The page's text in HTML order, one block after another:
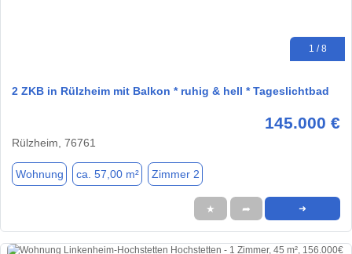
1 / 8
2 ZKB in Rülzheim mit Balkon * ruhig & hell * Tageslichtbad
145.000 €
Rülzheim, 76761
Wohnung ca. 57,00 m² Zimmer 2
★ ➦ ➜